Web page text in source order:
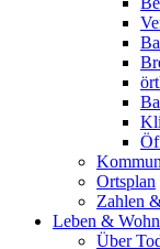
Ortsplan
Zahlen
Leben &
Über